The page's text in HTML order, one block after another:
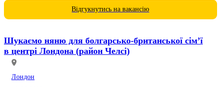
російською мовою для постійної роботи...
Відгукнутись на вакансію
Шукаємо няню для болгарсько-британської сім’ї
в центрі Лондона (район Челсі)
Лондон